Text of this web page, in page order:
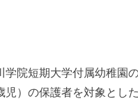
院短期大学付属幼稚園
）の保護者を対象とし